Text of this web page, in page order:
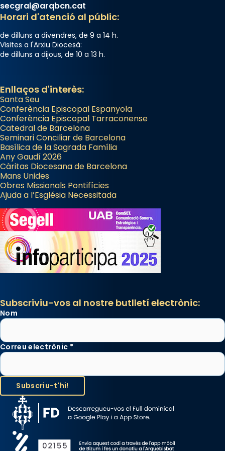
Photo
View on Facebook · Share
Arquebisbat de Barcelona
2 weeks ago
Semproniana, verges i màrtirs.
Acompanyant la història de sant Cugat, a
partir de l’Edat Mitjana sorgeix la tradició
que les santes Juliana (“relatiu a Júlia”) i
Semproniana (“relatiu a Semprònia =
eterna”) són deixebles seves. I l’any 1667, el
frare Joan Gaspar Roig, afirma en una obra
que les santes són filles de l’antiga Iluro.
Mataró en reivindicarà les relíquies fins que
les aconseguirà el 1772. L’ofici que es canta
a la “Missa de les Santes” (“Missa de
Glòria”) fou composta el 1848 per Mn.
Manuel Blanch, amb aire d’òpera
italianitzant; s’interpreta per privilegi
pontifici, amb orquestra i cor, i té una
processó (recuperada el 1972) al voltant
del temple amb les relíquies de les santes.
Des de 1985 hi participa també un grup de
gran a Mataró.
Santes a Mataró»🥵.
Photo
View on Facebook · Share
secgral@arqbcn.cat
Horari d'atenció al públic:
de dilluns a divendres, de 9 a 14 h.
Visites a l'Arxiu Diocesà:
de dilluns a dijous, de 10 a 13 h.
Enllaços d'interès:
Santa Seu
Conferència Episcopal Espanyola
Conferència Episcopal Tarraconense
Catedral de Barcelona
Seminari Conciliar de Barcelona
Basílica de la Sagrada Família
Any Gaudí 2026
Càritas Diocesana de Barcelona
Mans Unides
Obres Missionals Pontifícies
Ajuda a l’Església Necessitada
Subscriviu-vos al nostre butlletí electrònic:
Nom
Correu electrònic *